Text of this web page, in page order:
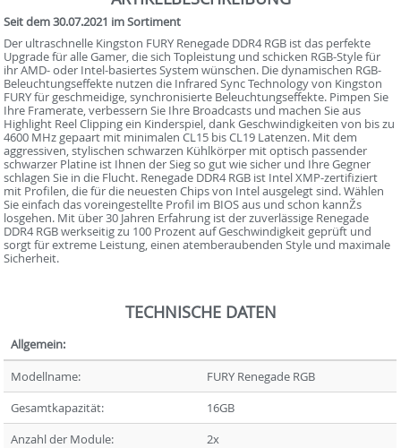
Seit dem 30.07.2021 im Sortiment
Der ultraschnelle Kingston FURY Renegade DDR4 RGB ist das perfekte
Upgrade für alle Gamer, die sich Topleistung und schicken RGB-Style für
ihr AMD- oder Intel-basiertes System wünschen. Die dynamischen RGB-
Beleuchtungseffekte nutzen die Infrared Sync Technology von Kingston
FURY für geschmeidige, synchronisierte Beleuchtungseffekte. Pimpen Sie
Ihre Framerate, verbessern Sie Ihre Broadcasts und machen Sie aus
Highlight Reel Clipping ein Kinderspiel, dank Geschwindigkeiten von bis zu
4600 MHz gepaart mit minimalen CL15 bis CL19 Latenzen. Mit dem
aggressiven, stylischen schwarzen Kühlkörper mit optisch passender
schwarzer Platine ist Ihnen der Sieg so gut wie sicher und Ihre Gegner
schlagen Sie in die Flucht. Renegade DDR4 RGB ist Intel XMP-zertifiziert
mit Profilen, die für die neuesten Chips von Intel ausgelegt sind. Wählen
Sie einfach das voreingestellte Profil im BIOS aus und schon kannŽs
losgehen. Mit über 30 Jahren Erfahrung ist der zuverlässige Renegade
DDR4 RGB werkseitig zu 100 Prozent auf Geschwindigkeit geprüft und
sorgt für extreme Leistung, einen atemberaubenden Style und maximale
Sicherheit.
TECHNISCHE DATEN
Allgemein:
Modellname:
FURY Renegade RGB
Gesamtkapazität:
16GB
Anzahl der Module:
2x